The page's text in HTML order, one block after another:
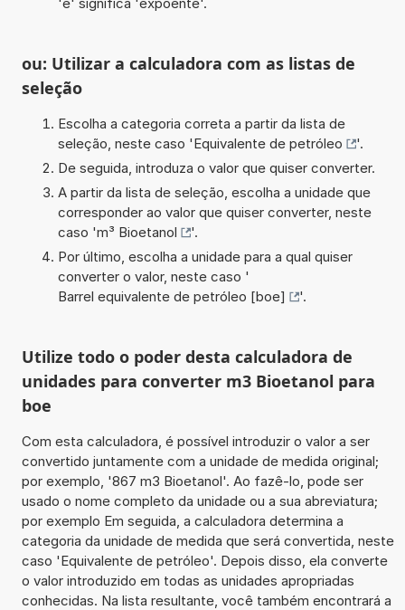
ou: Utilizar a calculadora com as listas de
seleção
Escolha a categoria correta a partir da lista de
seleção, neste caso 'Equivalente de petróleo
'.
De seguida, introduza o valor que quiser converter.
A partir da lista de seleção, escolha a unidade que
corresponder ao valor que quiser converter, neste
caso 'm³ Bioetanol
'.
Por último, escolha a unidade para a qual quiser
converter o valor, neste caso '
Barrel equivalente de petróleo [boe]
'.
Utilize todo o poder desta calculadora de
unidades para converter m3 Bioetanol para
boe
Com esta calculadora, é possível introduzir o valor a ser
convertido juntamente com a unidade de medida original;
por exemplo, '867 m3 Bioetanol'. Ao fazê-lo, pode ser
usado o nome completo da unidade ou a sua abreviatura;
por exemplo Em seguida, a calculadora determina a
categoria da unidade de medida que será convertida, neste
caso 'Equivalente de petróleo'. Depois disso, ela converte
o valor introduzido em todas as unidades apropriadas
conhecidas. Na lista resultante, você também encontrará a